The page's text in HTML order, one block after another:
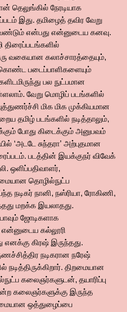
தெலுங்கில் நேரடியாக
இது. தமிழைத் தவிர வேறு
என்பது என்னுடைய கனவு.
வகையான கலாச்சாரத்தையும்,
படைப்பாளிகளையும்
பல நுட்பமான
வேறு மொழிப் படங்களில்
மிக மிக முக்கியமான
தமிழ் படங்களில் நடித்தாலும்,
போது கிடைக்கும் அனுபவம்
‘அடடே சுந்தரா’ அற்புதமான
படத்தின் இயக்குநர் விவேக்
ஒளிப்பதிவாளர்,
தொழில்நுட்ப
நடிகர் நானி, நஸ்ரியா, ரோகிணி,
மறக்க இயலாதது.
ஜோடிகளாக
என்னுடைய கல்லூரி
எனக்கு கிரஷ் இருந்தது.
நடிகரான நரேஷ்
நடித்திருக்கிறார். திறமையான
கலைஞர்களுடன், தயாரிப்பு
கலைஞர்களுக்கு இருந்த
ஒத்துழைப்பை